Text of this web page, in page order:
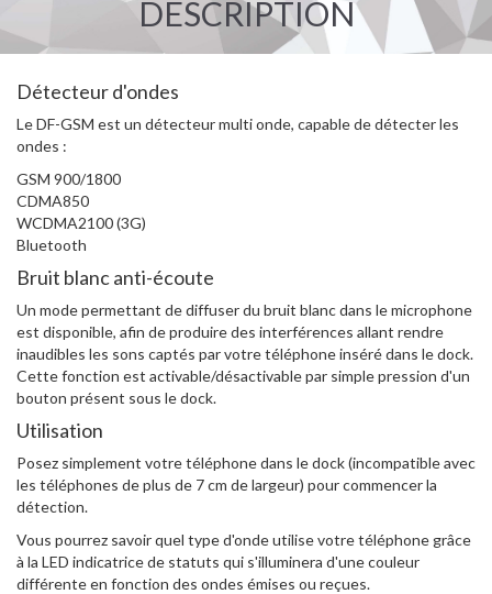
DESCRIPTION
Détecteur d'ondes
Le DF-GSM est un détecteur multi onde, capable de détecter les
ondes :
GSM 900/1800
CDMA850
WCDMA2100 (3G)
Bluetooth
Bruit blanc anti-écoute
Un mode permettant de diffuser du bruit blanc dans le microphone
est disponible, afin de produire des interférences allant rendre
inaudibles les sons captés par votre téléphone inséré dans le dock.
Cette fonction est activable/désactivable par simple pression d'un
bouton présent sous le dock.
Utilisation
Posez simplement votre téléphone dans le dock (incompatible avec
les téléphones de plus de 7 cm de largeur) pour commencer la
détection.
Vous pourrez savoir quel type d'onde utilise votre téléphone grâce
à la LED indicatrice de statuts qui s'illuminera d'une couleur
différente en fonction des ondes émises ou reçues.